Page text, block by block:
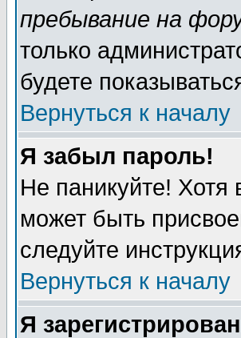
пребывание на
только
будете
Вернуться к началу
Я забыл пароль!
Не паникуйте!
может быть
следуйте
Вернуться к началу
Я